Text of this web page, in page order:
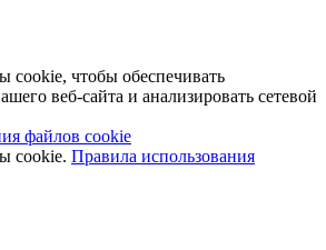
чтобы обеспечивать
веб-сайта и анализировать сетевой
файлов cookie
cookie. Правила использования